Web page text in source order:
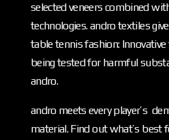
selected veneers combined
technologies. andro textiles
table tennis fashion:
being tested for harmful
andro.
andro meets every player’s
material. Find out what’s best